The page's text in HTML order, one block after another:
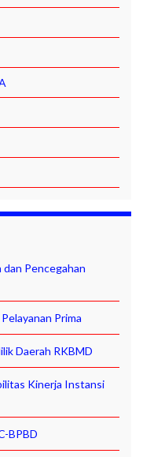
Pencegahan
Prima
Daerah RKBMD
Kinerja Instansi
BPBD